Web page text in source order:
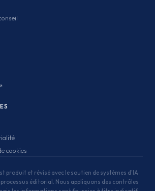
cookies
produit et révisé avec le soutien de systèmes d'IA
éditorial. Nous appliquons des contrôles